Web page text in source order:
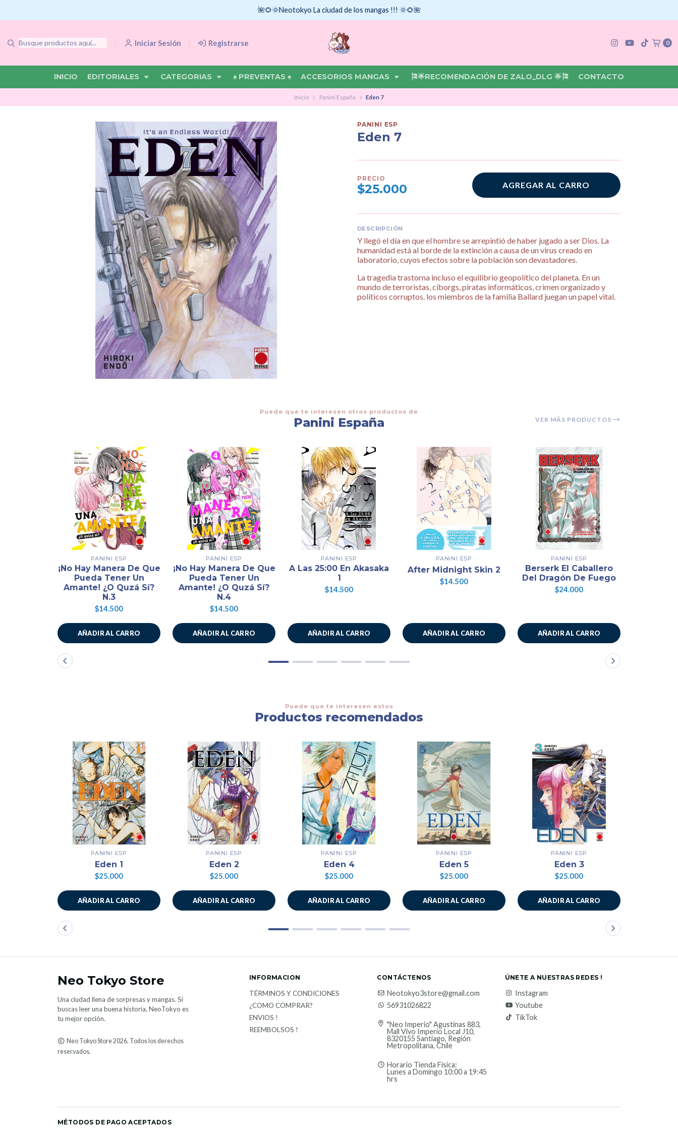
Iniciar Sesión Registrarse 0
INICIO EDITORIALES CATEGORIAS ♠ PREVENTAS ♠ ACCESORIOS MANGAS 🎏🌟RECOMENDACIÓN DE ZALO_DLG 🌟🎏 CONTACTO
🌺🌻🌞Neotokyo La ciudad de los mangas !!! 🌞🌻🌺
Inicio Panini España Eden 7
PANINI ESP
Eden 7
PRECIO
$25.000 AGREGAR AL CARRO
DESCRIPCIÓN
Y llegó el día en que el hombre se arrepintió de haber jugado a ser Dios. La
humanidad está al borde de la extinción a causa de un virus creado en
laboratorio, cuyos efectos sobre la población son devastadores.
La tragedia trastorna incluso el equilibrio geopolítico del planeta. En un
mundo de terroristas, cíborgs, piratas informáticos, crimen organizado y
políticos corruptos. los miembros de la familia Ballard juegan un papel vital.
Puede que te interesen otros productos de
Panini España VER MÁS PRODUCTOS
PANINI ESP
¡No Hay Manera De Que
Pueda Tener Un
Amante! ¿O Quzá Sí?
N.3
$14.500
AÑADIR AL CARRO
PANINI ESP
¡No Hay Manera De Que
Pueda Tener Un
Amante! ¿O Quzá Sí?
N.4
$14.500
AÑADIR AL CARRO
PANINI ESP
A Las 25:00 En Akasaka
1
$14.500
AÑADIR AL CARRO
PANINI ESP
After Midnight Skin 2
$14.500
AÑADIR AL CARRO
PANINI ESP
Berserk El Caballero
Del Dragón De Fuego
$24.000
AÑADIR AL CARRO
Puede que te interesen estos
Productos recomendados
PANINI ESP
Eden 1
$25.000
AÑADIR AL CARRO
PANINI ESP
Eden 2
$25.000
AÑADIR AL CARRO
PANINI ESP
Eden 4
$25.000
AÑADIR AL CARRO
PANINI ESP
Eden 5
$25.000
AÑADIR AL CARRO
PANINI ESP
Eden 3
$25.000
AÑADIR AL CARRO
Neo Tokyo Store
Una ciudad llena de sorpresas y mangas. Si
buscas leer una buena historia, NeoTokyo es
tu mejor opción.
Neo Tokyo Store 2026. Todos los derechos
reservados.
INFORMACION
TÉRMINOS Y CONDICIONES
¿COMO COMPRAR?
ENVIOS !
REEMBOLSOS !
CONTÁCTENOS
Neotokyo3store@gmail.com
56931026822
"Neo Imperio" Agustinas 883,
Mall Vivo Imperio Local J10,
8320155 Santiago, Región
Metropolitana, Chile
Horario Tienda Física:
Lunes a Domingo 10:00 a 19:45
hrs
ÚNETE A NUESTRAS REDES !
Instagram
Youtube
TikTok
MÉTODOS DE PAGO ACEPTADOS